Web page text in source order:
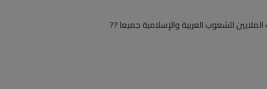
للشعوب العربية والإسلامية جميعا ??